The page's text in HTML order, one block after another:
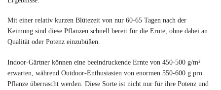
Mit einer relativ kurzen Blütezeit von nur 60-65 Tagen nach der
Keimung sind diese Pflanzen schnell bereit für die Ernte, ohne dabei an
Qualität oder Potenz einzubüßen.
Indoor-Gärtner können eine beeindruckende Ernte von 450-500 g/m²
erwarten, während Outdoor-Enthusiasten von enormen 550-600 g pro
Pflanze überrascht werden. Diese Sorte ist nicht nur für ihre Potenz und